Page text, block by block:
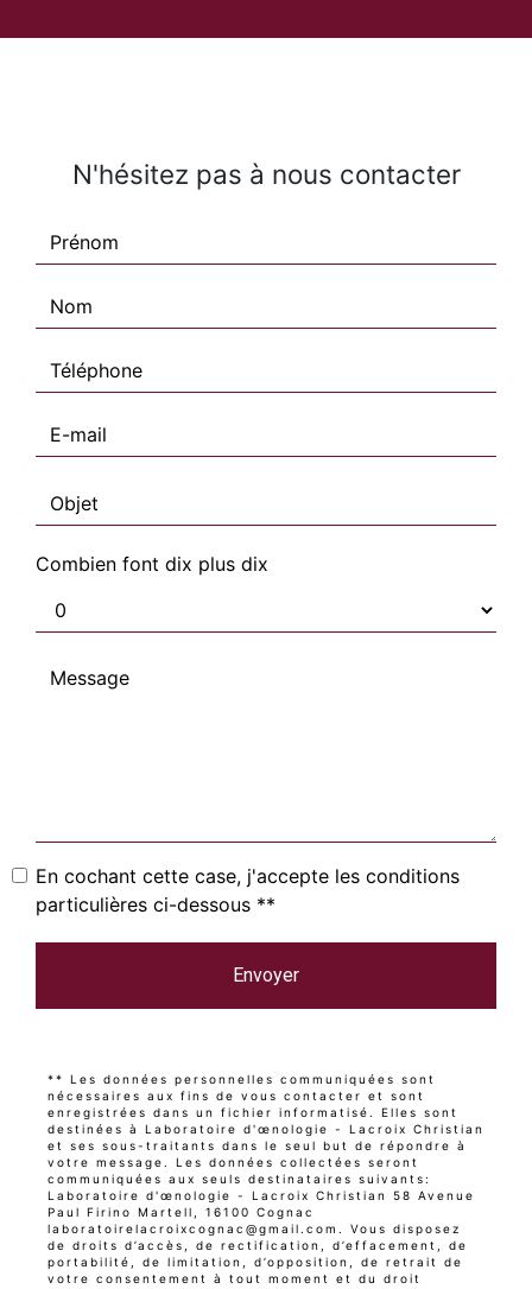
N'hésitez pas à nous contacter
Combien font dix plus dix
En cochant cette case, j'accepte les conditions
particulières ci-dessous **
Envoyer
** Les données personnelles communiquées sont
nécessaires aux fins de vous contacter et sont
enregistrées dans un fichier informatisé. Elles sont
destinées à Laboratoire d'œnologie - Lacroix Christian
et ses sous-traitants dans le seul but de répondre à
votre message. Les données collectées seront
communiquées aux seuls destinataires suivants:
Laboratoire d'œnologie - Lacroix Christian 58 Avenue
Paul Firino Martell, 16100 Cognac
laboratoirelacroixcognac@gmail.com. Vous disposez
de droits d’accès, de rectification, d’effacement, de
portabilité, de limitation, d’opposition, de retrait de
votre consentement à tout moment et du droit